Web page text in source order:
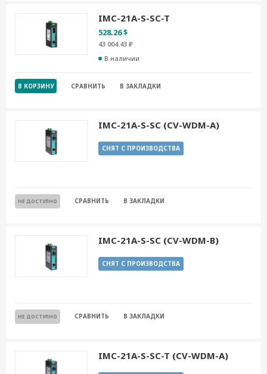
IMC-21A-S-SC-T
528.26 $
43 004.43 ₽
В наличии
В КОРЗИНУ СРАВНИТЬ В ЗАКЛАДКИ
IMC-21A-S-SC (CV-WDM-A)
СНЯТ С ПРОИЗВОДСТВА
НЕ ДОСТУПНО СРАВНИТЬ В ЗАКЛАДКИ
IMC-21A-S-SC (CV-WDM-B)
СНЯТ С ПРОИЗВОДСТВА
НЕ ДОСТУПНО СРАВНИТЬ В ЗАКЛАДКИ
IMC-21A-S-SC-T (CV-WDM-A)